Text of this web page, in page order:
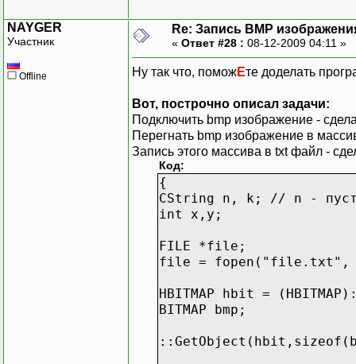
NAYGER
Участник
Offline
Re: Запись BMP
« Ответ #28 : 08-12-2009 04:11 »
Ну так что, поможЕте доделать
Вот, построчно описал задачи:
Подключить bmp изображение -
Перегнать bmp изображение в
Запись этого массива в txt файл -
Код:
{
CString n, k; // n -
int x,y;
FILE *file;
file = fopen("file.txt",
HBITMAP hbit =
BITMAP bmp;